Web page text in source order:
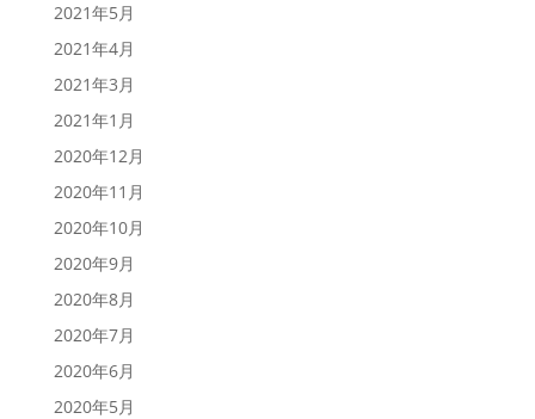
2021年5月
2021年4月
2021年3月
2021年1月
2020年12月
2020年11月
2020年10月
2020年9月
2020年8月
2020年7月
2020年6月
2020年5月